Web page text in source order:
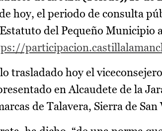
hoy, el periodo de consulta
del Pequeño Municipio
trasladado hoy el
en Alcaudete de la
de Talavera, Sierra de